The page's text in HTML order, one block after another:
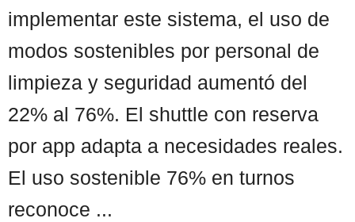
implementar este sistema, el uso de
modos sostenibles por personal de
limpieza y seguridad aumentó del
22% al 76%. El shuttle con reserva
por app adapta a necesidades reales.
El uso sostenible 76% en turnos
reconoce ...